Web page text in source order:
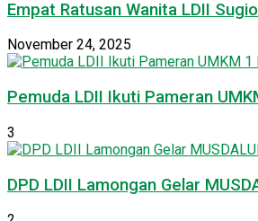
Empat Ratusan Wanita LDII
November 24, 2025
Pemuda LDII Ikuti Pameran
3
DPD LDII Lamongan Gelar